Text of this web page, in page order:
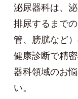
泌尿器科は、
排尿するまで
管、膀胱など
健康診断で精
器科領域のお
い。